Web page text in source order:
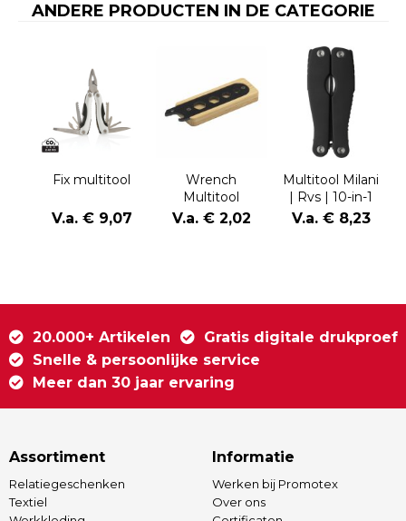
ANDERE PRODUCTEN IN DE CATEGORIE
Fix multitool
V.a. € 9,07
Wrench
Multitool
V.a. € 2,02
Multitool Milani
| Rvs | 10-in-1
V.a. € 8,23
20.000+ Artikelen
Gratis digitale drukproef
Snelle & persoonlijke service
Meer dan 30 jaar ervaring
Assortiment
Relatiegeschenken
Textiel
Informatie
Werken bij Promotex
Over ons